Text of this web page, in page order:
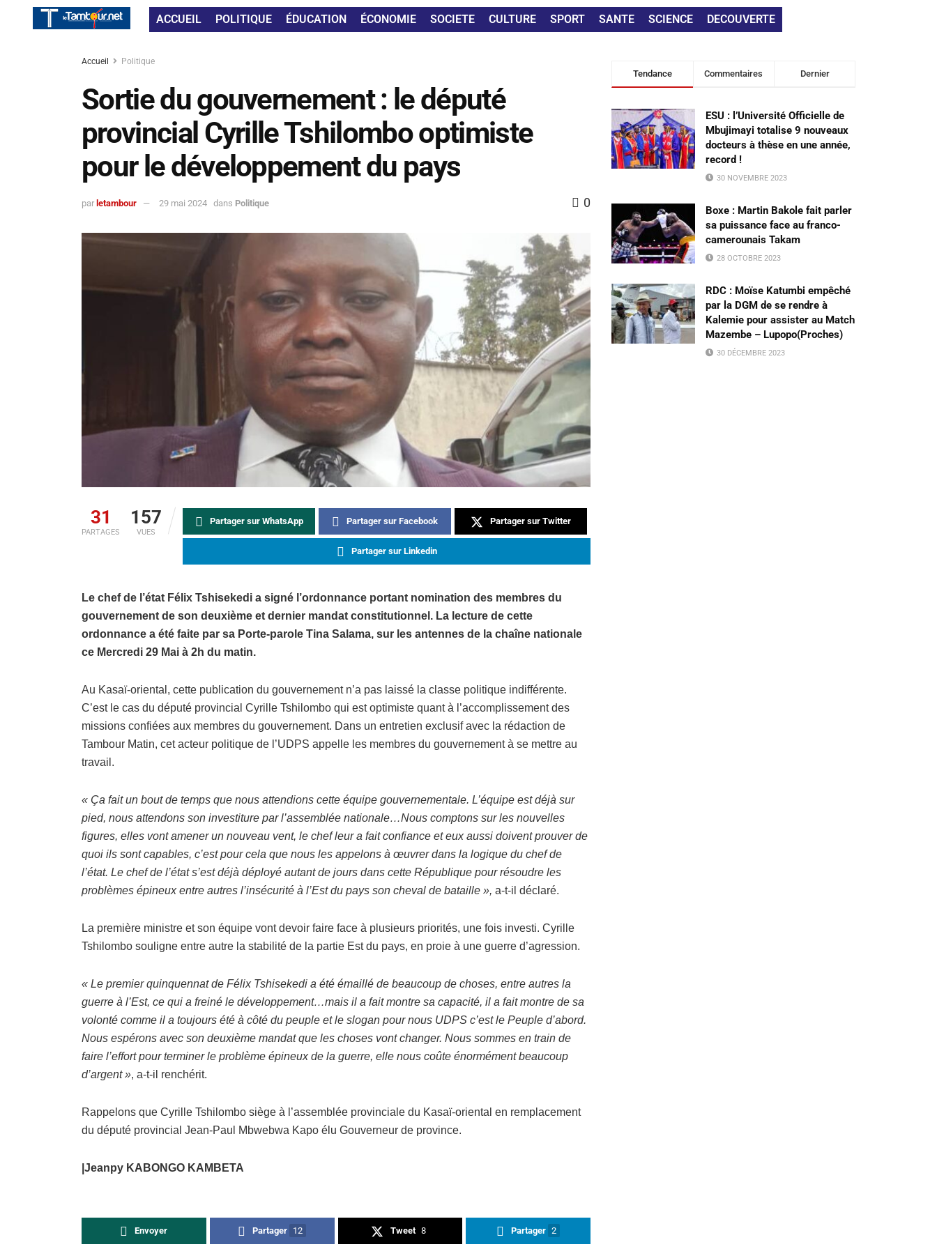
ACCUEIL POLITIQUE ÉDUCATION ÉCONOMIE SOCIETE CULTURE SPORT SANTE SCIENCE DECOUVERTE
Accueil Politique
Sortie du gouvernement : le député
provincial Cyrille Tshilombo optimiste
pour le développement du pays
par letambour 29 mai 2024 dans Politique 0
31
PARTAGES
157
VUES
Partager sur WhatsApp Partager sur Facebook Partager sur Twitter
Partager sur Linkedin
Le chef de l’état Félix Tshisekedi a signé l’ordonnance portant nomination des membres du
gouvernement de son deuxième et dernier mandat constitutionnel. La lecture de cette
ordonnance a été faite par sa Porte-parole Tina Salama, sur les antennes de la chaîne nationale
ce Mercredi 29 Mai à 2h du matin.
Au Kasaï-oriental, cette publication du gouvernement n’a pas laissé la classe politique indifférente.
C’est le cas du député provincial Cyrille Tshilombo qui est optimiste quant à l’accomplissement des
missions confiées aux membres du gouvernement. Dans un entretien exclusif avec la rédaction de
Tambour Matin, cet acteur politique de l’UDPS appelle les membres du gouvernement à se mettre au
travail.
« Ça fait un bout de temps que nous attendions cette équipe gouvernementale. L’équipe est déjà sur
pied, nous attendons son investiture par l’assemblée nationale…Nous comptons sur les nouvelles
figures, elles vont amener un nouveau vent, le chef leur a fait confiance et eux aussi doivent prouver de
quoi ils sont capables, c’est pour cela que nous les appelons à œuvrer dans la logique du chef de
l’état. Le chef de l’état s’est déjà déployé autant de jours dans cette République pour résoudre les
problèmes épineux entre autres l’insécurité à l’Est du pays son cheval de bataille », a-t-il déclaré.
La première ministre et son équipe vont devoir faire face à plusieurs priorités, une fois investi. Cyrille
Tshilombo souligne entre autre la stabilité de la partie Est du pays, en proie à une guerre d’agression.
« Le premier quinquennat de Félix Tshisekedi a été émaillé de beaucoup de choses, entre autres la
guerre à l’Est, ce qui a freiné le développement…mais il a fait montre sa capacité, il a fait montre de sa
volonté comme il a toujours été à côté du peuple et le slogan pour nous UDPS c’est le Peuple d’abord.
Nous espérons avec son deuxième mandat que les choses vont changer. Nous sommes en train de
faire l’effort pour terminer le problème épineux de la guerre, elle nous coûte énormément beaucoup
d’argent », a-t-il renchérit.
Rappelons que Cyrille Tshilombo siège à l’assemblée provinciale du Kasaï-oriental en remplacement
du député provincial Jean-Paul Mbwebwa Kapo élu Gouverneur de province.
|Jeanpy KABONGO KAMBETA
Envoyer Partager 12 Tweet 8 Partager 2
Tendance Commentaires Dernier
ESU : l’Université Officielle de
Mbujimayi totalise 9 nouveaux
docteurs à thèse en une année,
record !
30 NOVEMBRE 2023
Boxe : Martin Bakole fait parler
sa puissance face au franco-
camerounais Takam
28 OCTOBRE 2023
RDC : Moïse Katumbi empêché
par la DGM de se rendre à
Kalemie pour assister au Match
Mazembe – Lupopo(Proches)
30 DÉCEMBRE 2023